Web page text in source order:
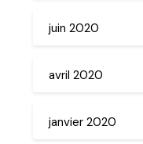
juin 2020
avril 2020
janvier 2020